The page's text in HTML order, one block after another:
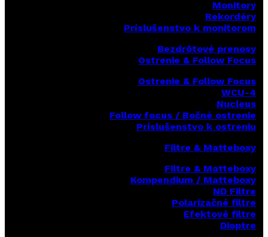
Monitory
Rekordéry
Príslušenstvo k monitorom
Bezdrôtové prenosy
Ostrenie & Follow Focus
Ostrenie & Follow Focus
WCU-4
Nucleus
Follow focus / Bočné ostrenie
Príslušenstvo k ostreniu
Filtre & Matteboxy
Filtre & Matteboxy
Kompendium / Matteboxy
ND Filtre
Polarizačné filtre
Efektové filtre
Dioptre